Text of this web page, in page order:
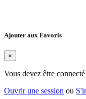
Ajouter aux Favoris
×
Vous devez être
Ouvrir une session ou